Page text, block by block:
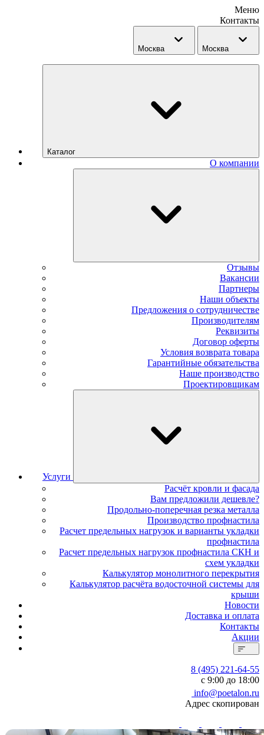
Меню
Контакты
Москва Москва
Каталог
О компании
Отзывы
Вакансии
Партнеры
Наши объекты
Предложения о сотрудничестве
Производителям
Реквизиты
Договор оферты
Условия возврата товара
Гарантийные обязательства
Наше производство
Проектировщикам
Услуги
Расчёт кровли и фасада
Вам предложили дешевле?
Продольно-поперечная резка металла
Производство профнастила
Расчет предельных нагрузок и варианты укладки
профнастила
Расчет предельных нагрузок профнастила СКН и
схем укладки
Калькулятор монолитного перекрытия
Калькулятор расчёта водосточной системы для
крыши
Новости
Доставка и оплата
Контакты
Акции
8 (495) 221-64-55
с 9:00 до 18:00
info@poetalon.ru
Адрес скопирован